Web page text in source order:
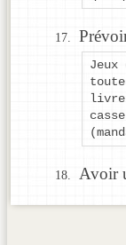
Avoir